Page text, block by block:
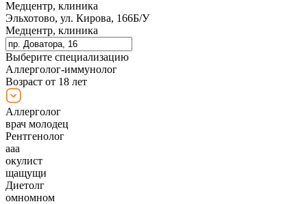
Медцентр, клиника
Эльхотово, ул. Кирова, 166Б/У
Медцентр, клиника
Выберите специализацию
Аллерголог-иммунолог
Возраст от 18 лет
Аллерголог
врач молодец
Рентгенолог
ааа
окулист
щащущи
Диетолг
омномном